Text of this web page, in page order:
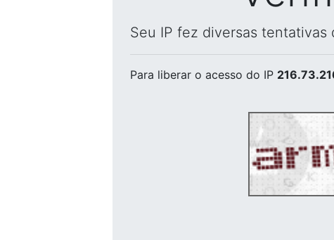
Seu IP fez diversas
Para liberar o acesso do IP